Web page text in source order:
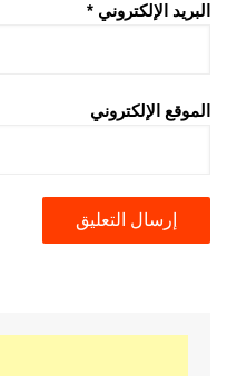
البريد الإلكتروني *
الموقع الإلكتروني